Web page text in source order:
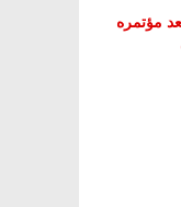
مؤتمره